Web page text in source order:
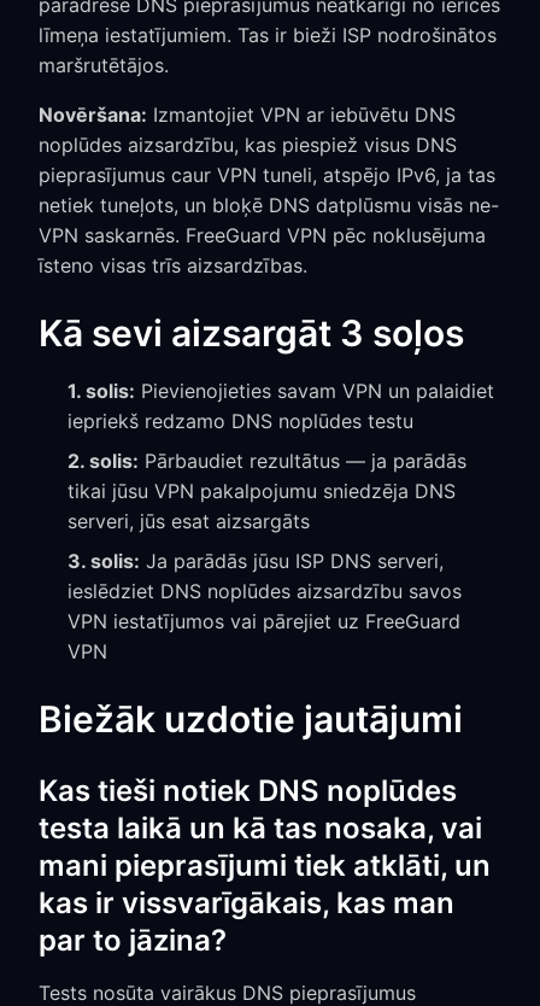
pāradresē DNS pieprasījumus neatkarīgi no ierīces
līmeņa iestatījumiem. Tas ir bieži ISP nodrošinātos
maršrutētājos.
Novēršana: Izmantojiet VPN ar iebūvētu DNS
noplūdes aizsardzību, kas piespiež visus DNS
pieprasījumus caur VPN tuneli, atspējo IPv6, ja tas
netiek tuneļots, un bloķē DNS datplūsmu visās ne-
VPN saskarnēs. FreeGuard VPN pēc noklusējuma
īsteno visas trīs aizsardzības.
Kā sevi aizsargāt 3 soļos
1. solis: Pievienojieties savam VPN un palaidiet
iepriekš redzamo DNS noplūdes testu
2. solis: Pārbaudiet rezultātus — ja parādās
tikai jūsu VPN pakalpojumu sniedzēja DNS
serveri, jūs esat aizsargāts
3. solis: Ja parādās jūsu ISP DNS serveri,
ieslēdziet DNS noplūdes aizsardzību savos
VPN iestatījumos vai pārejiet uz FreeGuard
VPN
Biežāk uzdotie jautājumi
Kas tieši notiek DNS noplūdes
testa laikā un kā tas nosaka, vai
mani pieprasījumi tiek atklāti, un
kas ir vissvarīgākais, kas man
par to jāzina?
Tests nosūta vairākus DNS pieprasījumus